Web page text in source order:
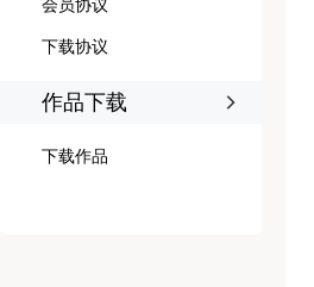
会员协议
下载协议
作品下载
下载作品